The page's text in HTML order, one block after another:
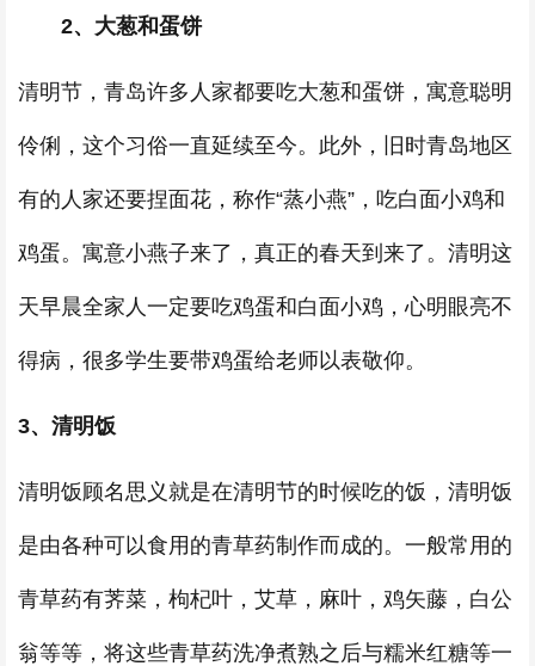
2、大葱和蛋饼
清明节，青岛许多人家都要吃大葱和蛋饼，寓意聪明
伶俐，这个习俗一直延续至今。此外，旧时青岛地区
有的人家还要捏面花，称作“蒸小燕”，吃白面小鸡和
鸡蛋。寓意小燕子来了，真正的春天到来了。清明这
天早晨全家人一定要吃鸡蛋和白面小鸡，心明眼亮不
得病，很多学生要带鸡蛋给老师以表敬仰。
3、清明饭
清明饭顾名思义就是在清明节的时候吃的饭，清明饭
是由各种可以食用的青草药制作而成的。一般常用的
青草药有荠菜，枸杞叶，艾草，麻叶，鸡矢藤，白公
翁等等，将这些青草药洗净煮熟之后与糯米红糖等一